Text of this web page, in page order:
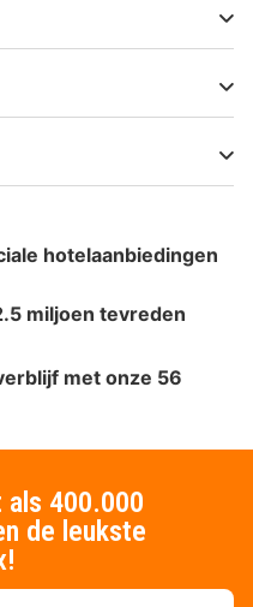
hotelaanbiedingen
miljoen tevreden
met onze 56
als 400.000
de leukste